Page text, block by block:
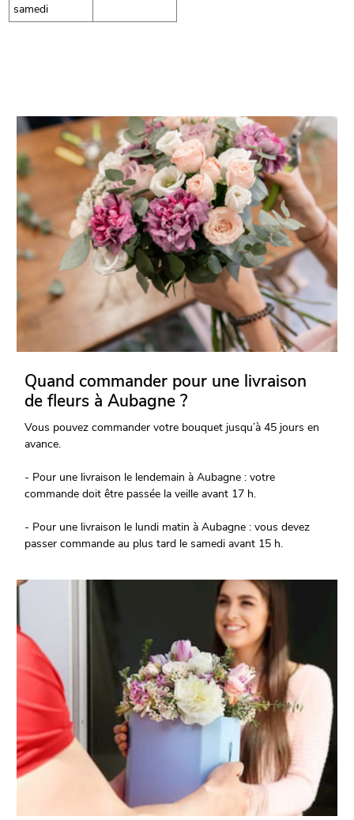
samedi
Quand commander pour une livraison
de fleurs à Aubagne ?
Vous pouvez commander votre bouquet jusqu’à 45 jours en
avance.
- Pour une livraison le lendemain à Aubagne : votre
commande doit être passée la veille avant 17 h.
- Pour une livraison le lundi matin à Aubagne : vous devez
passer commande au plus tard le samedi avant 15 h.